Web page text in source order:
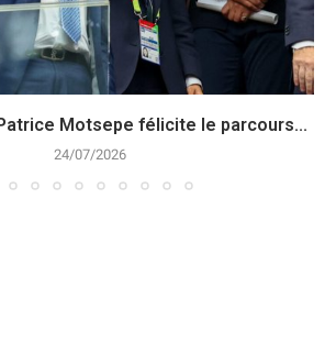
Motsepe félicite le parcours...
24/07/2026